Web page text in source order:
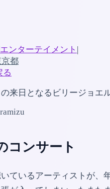
エンターテイメント |
都
る
来日となるビリージョエ
コンサート
ているアーティストが、